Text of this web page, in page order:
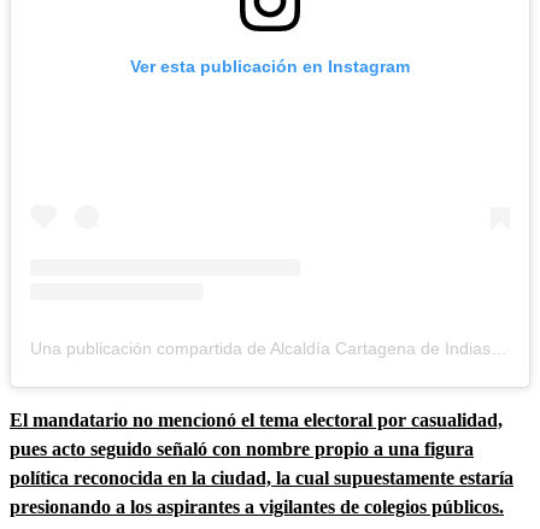
Ver esta publicación en Instagram
El mandatario no mencionó el tema electoral por casualidad,
pues acto seguido señaló con nombre propio a una figura
política reconocida en la ciudad, la cual supuestamente estaría
presionando a los aspirantes a vigilantes de colegios públicos.